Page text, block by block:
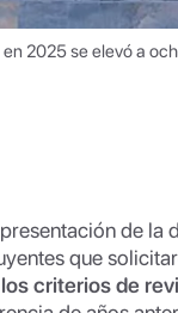
2025 se elevó a
de
que
criterios de